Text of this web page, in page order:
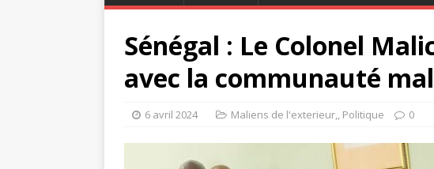
Sénégal : Le Colonel
avec la communauté
6 avril 2024 Maliens de l'exterieur,, Politique 0